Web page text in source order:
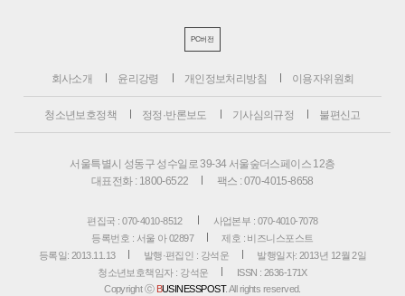
PC버전
회사소개 윤리강령 개인정보처리방침 이용자위원회
청소년보호정책 정정·반론보도 기사심의규정 불편신고
서울특별시 성동구 성수일로 39-34 서울숲더스페이스 12층
대표전화 : 1800-6522
팩스 : 070-4015-8658
편집국 : 070-4010-8512
사업본부 : 070-4010-7078
등록번호 : 서울 아 02897
제호 : 비즈니스포스트
등록일: 2013.11.13
발행·편집인 : 강석운
발행일자: 2013년 12월 2일
청소년보호책임자 : 강석운
ISSN : 2636-171X
Copyright ⓒ BUSINESSPOST. All rights reserved.